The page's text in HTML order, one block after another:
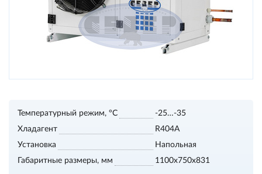
Температурный режим, °С
-25…-35
Хладагент
R404A
Установка
Напольная
Габаритные размеры, мм
1100х750х831